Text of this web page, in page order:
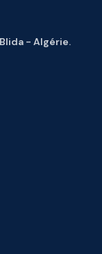
- Algérie.